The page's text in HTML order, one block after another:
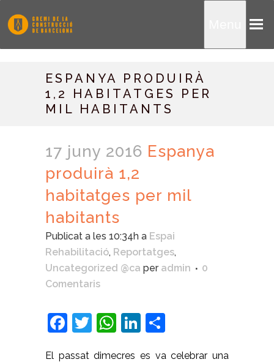
ESPANYA PRODUIRÀ
1,2 HABITATGES PER
MIL HABITANTS
17 juny 2016 Espanya
produirà 1,2
habitatges per mil
habitants
Publicat a les 10:34h a Espai
Rehabilitació, Reportatges,
Uncategorized @ca per admin
0
Comentaris
Facebook
Twitter
WhatsApp
LinkedIn
El passat dimecres es va celebrar una